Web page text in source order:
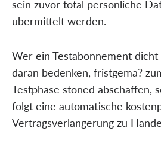
sein zuvor total personliche
ubermittelt werden.
Wer ein Testabonnement
daran bedenken, fristgema?
Testphase stoned abschaffen,
folgt eine automatische
Vertragsverlangerung zu